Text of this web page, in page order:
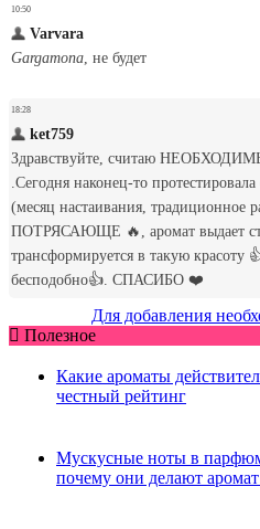
Для добавления
Полезное
Какие ароматы
честный рейтинг
Мускусные ноты в
почему они делают